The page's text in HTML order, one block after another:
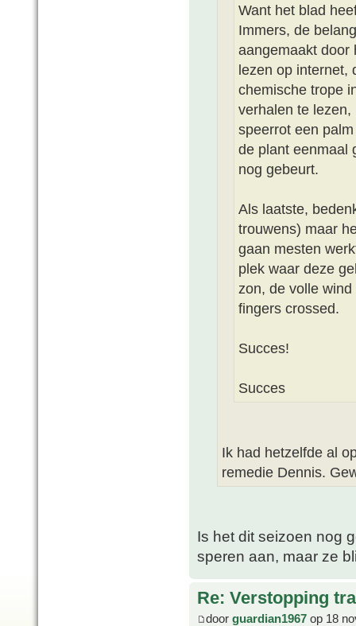
Want het blad
Immers, de
aangemaakt door
lezen op internet,
chemische trope
verhalen te
speerrot een
de plant eenmaal
nog gebeurt.
Als laatste,
trouwens) maar
gaan mesten
plek waar deze
zon, de volle
fingers crossed.
Succes!
Succes
Ik had hetzelfde al
remedie Dennis.
Is het dit seizoen nog
speren aan, maar ze
Re: Verstopping
door guardian1967 op 18